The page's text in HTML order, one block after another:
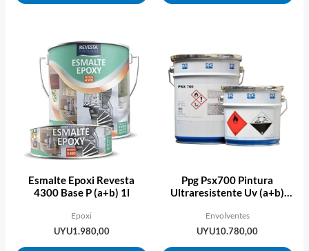
Esmalte Epoxi Revesta
4300 Base P (a+b) 1l
Epoxi
UYU1.980,00
Ppg Psx700 Pintura
Ultraresistente Uv (a+b)
Envolventes
UYU10.780,00